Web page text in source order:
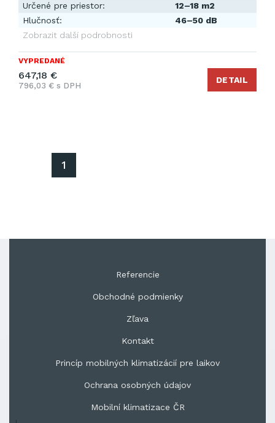
Určené pre priestor:
12–18 m2
Hlučnosť:
46–50 dB
Zobrazit další podrobnosti
VYPREDANÉ
647,18 €
796,03 € s DPH
DETAIL
1
Referencie
Obchodné podmienky
Zľava
Kontakt
Princíp mobilných klimatizácií pre laikov
Ochrana osobných údajov
Mobilní klimatizace ČR